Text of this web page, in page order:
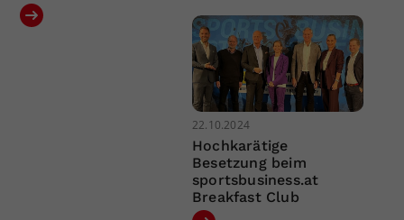
22.10.2024
Hochkarätige
Besetzung beim
sportsbusiness.at
Breakfast Club